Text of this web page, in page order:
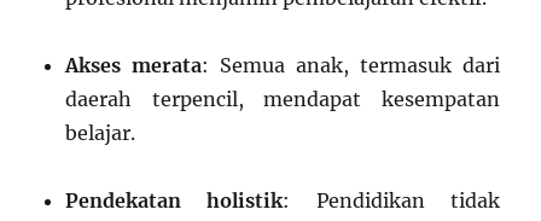
Akses merata: Semua anak, termasuk dari
daerah terpencil, mendapat kesempatan
belajar.
Pendekatan holistik: Pendidikan tidak